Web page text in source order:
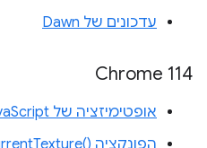
עדכונים של Dawn
Chrome 114
אופטימיזציה של JavaScript